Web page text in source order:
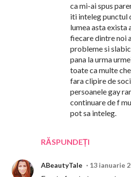
RĂSPUNDEȚI
ca mi-ai spus
iti inteleg punctul
lumea asta
fiecare dintre noi
probleme si
pana la urma
toate ca multe
fara clipire de
persoanele gay
continuare de f
pot sa inteleg.
ABeautyTale 13 ianuarie